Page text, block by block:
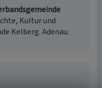
Kultur und
Kelberg. Adenau.